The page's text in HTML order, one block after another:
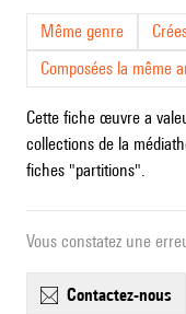
Même genre
Composées la même
Cette fiche œuvre a
collections de la
fiches "partitions".
Vous constatez une
contactez-nous